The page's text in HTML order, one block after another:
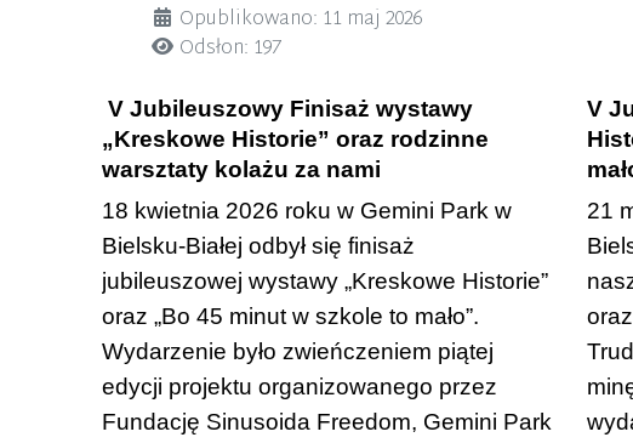
SzczegółyOpublikowano: 11 maj 2026
Odsłon: 197
V Jubileuszowy Finisaż wystawy
„Kreskowe Historie” oraz rodzinne
warsztaty kolażu za nami
18 kwietnia 2026 roku w Gemini Park w
Bielsku-Białej odbył się finisaż
jubileuszowej wystawy „Kreskowe Historie”
oraz „Bo 45 minut w szkole to mało”.
Wydarzenie było zwieńczeniem piątej
edycji projektu organizowanego przez
Fundację Sinusoida Freedom, Gemini Park
V
21